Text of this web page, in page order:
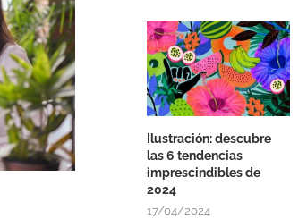
Ilustración: descubre
las 6 tendencias
imprescindibles de
2024
17/04/2024